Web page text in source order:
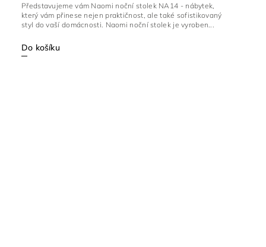
Do košíku
Představujeme vám Naomi noční stolek NA14 - nábytek,
který vám přinese nejen praktičnost, ale také sofistikovaný
styl do vaší domácnosti. Naomi noční stolek je vyroben...